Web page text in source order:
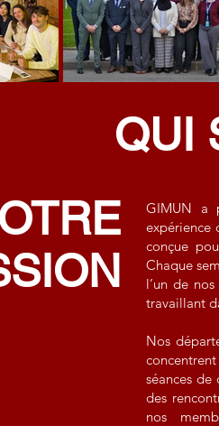
QUI
GIMUN a
expérience
conçue
Chaque
l’un de
travaillant
Nos
séances de
des
nos